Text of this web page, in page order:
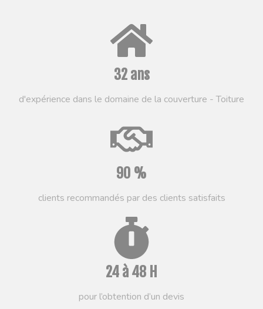
32ans
d'expérience dans le domaine de la couverture - Toiture
90 %
clients recommandés par des clients satisfaits
24 à 48 H
pour l’obtention d’un devis